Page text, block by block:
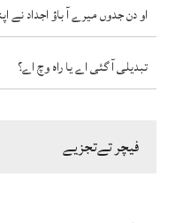
او دن جدوں میرے آ باؤ اجداد نے
تبدیلی آ گئی اے یا راہ وچ اے؟
فیچر تےتجزیے